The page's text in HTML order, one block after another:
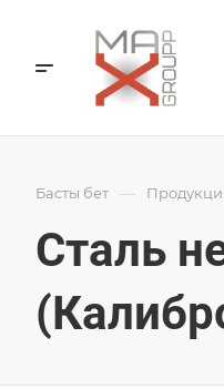
Басты бет —
Сталь